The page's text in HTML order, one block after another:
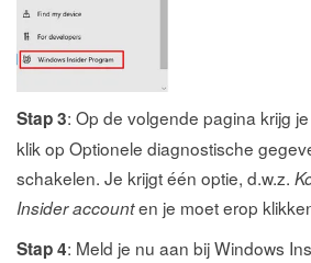
Stap 3: Op de volgende pagina krijg
klik op Optionele diagnostische
schakelen. Je krijgt één optie, d.w.z.
Insider accounten je moet erop
Stap 4: Meld je nu aan bij Windows